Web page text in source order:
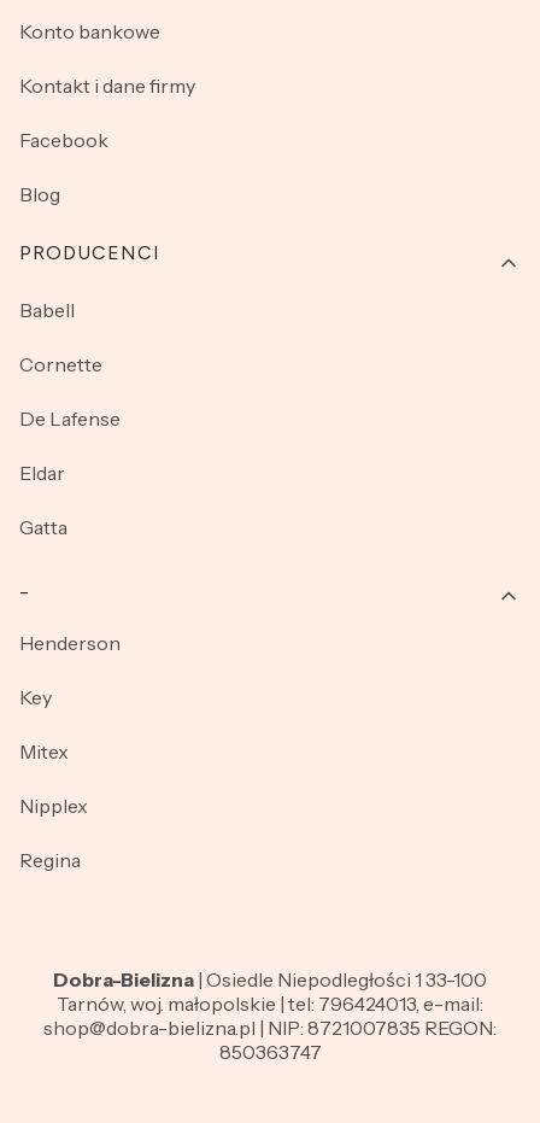
Konto bankowe
Kontakt i dane firmy
Facebook
Blog
PRODUCENCI
Babell
Cornette
De Lafense
Eldar
Gatta
Henderson
Key
Mitex
Nipplex
Regina
Dobra-Bielizna | Osiedle Niepodległości 1 33-100
Tarnów, woj. małopolskie | tel: 796424013, e-mail:
shop@dobra-bielizna.pl | NIP: 8721007835 REGON:
850363747